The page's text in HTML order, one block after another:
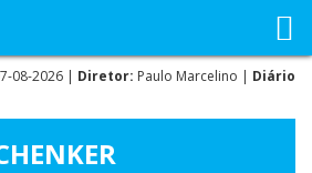
08-2026 | Diretor: Paulo Marcelino | Diário